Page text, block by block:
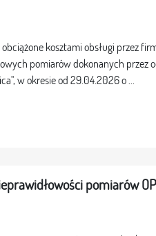
kosztami obsługi przez
pomiarów dokonanych przez
w okresie od 29.04.2026 o ...
pomiarów